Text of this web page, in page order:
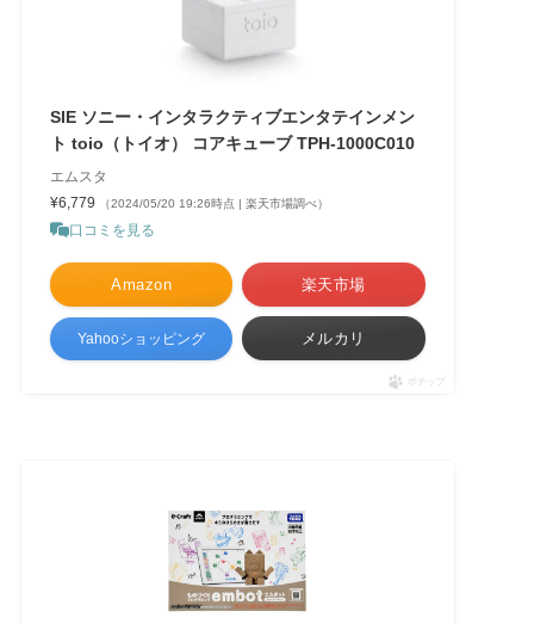
SIE ソニー・インタラクティブエンタテインメン
ト toio（トイオ） コアキューブ TPH-1000C010
エムスタ
¥6,779
（2024/05/20 19:26時点 | 楽天市場調べ）
口コミを見る
Amazon 楽天市場
Yahooショッピング メルカリ
ポチップ